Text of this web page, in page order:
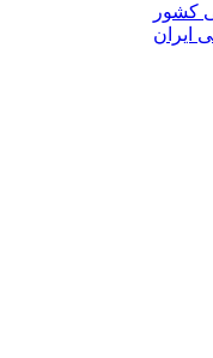
کشور
ایران